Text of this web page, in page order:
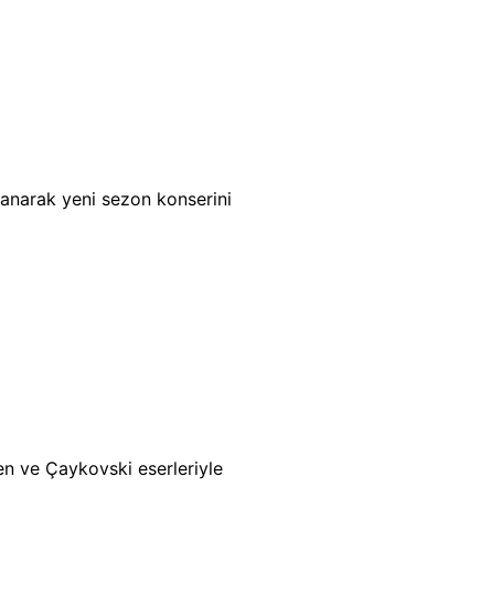
yeni sezon konserini
ve Çaykovski eserleriyle